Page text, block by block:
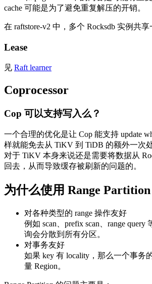
cache 可能是为了避免重复解压的开销。
在 raftstore-v2 中，多个 Rocksdb 实例共享
Lease
见 Raft learner
Coprocessor
Cop 可以支持写入么？
一个合理的优化是让 Cop 能支持 update
样就能免去从 TiKV 到 TiDB 的额外一次
对于 TiKV 本身来说还是需要将数据从
回去，从而导致缓存被刷新的问题的。
为什么使用 Range Partition
对各种类型的 range 操作友好
例如 scan、prefix scan、range
询会分散到所有分区。
对事务友好
如果 key 有 locality，那么一个事务
量 Region。